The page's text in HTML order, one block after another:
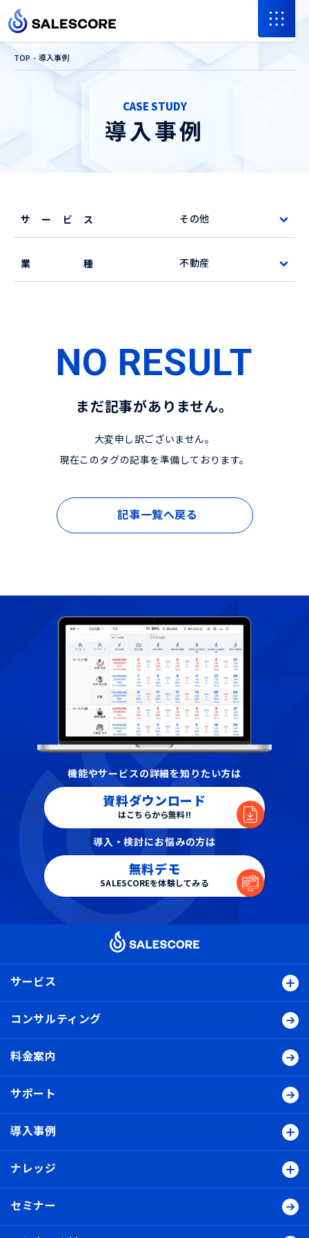
TOP 導入事例
CASE STUDY
導入事例
サービス
業種
NO RESULT
まだ記事がありません。
大変申し訳ございません。
現在このタグの記事を準備しております。
記事一覧へ戻る
機能やサービスの詳細を知りたい方は
資料ダウンロード
はこちらから無料!!
導入・検討にお悩みの方は
無料デモ
SALESCOREを体験してみる
サービス
コンサルティング
料金案内
サポート
導入事例
ナレッジ
セミナー